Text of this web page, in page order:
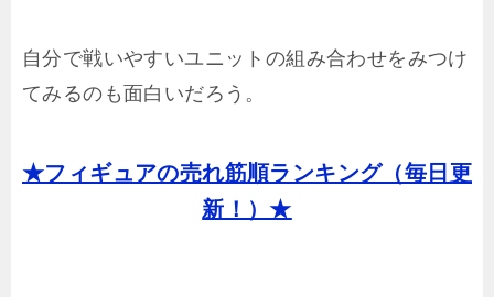
自分で戦いやすいユニットの組み合わせをみつけ
てみるのも面白いだろう。
★フィギュアの売れ筋順ランキング（毎日更
新！）★